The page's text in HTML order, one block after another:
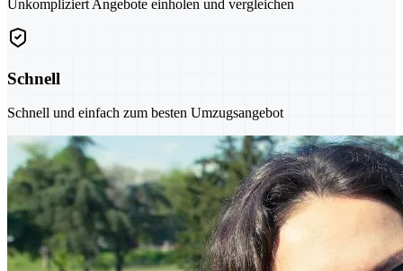
Unkompliziert Angebote einholen und vergleichen
Schnell
Schnell und einfach zum besten Umzugsangebot